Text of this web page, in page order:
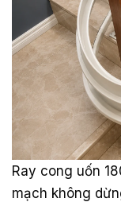
Ray cong uốn
mạch không